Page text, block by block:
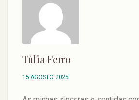
Túlia Ferro
15 AGOSTO 2025